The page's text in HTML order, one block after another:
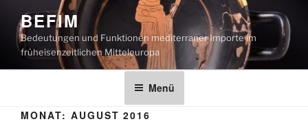
Inhalt
springen
BEFIM
Bedeutungen und Funktionen mediterraner Importe im
früheisenzeitlichen Mitteleuropa
Menü
MONAT: AUGUST 2016